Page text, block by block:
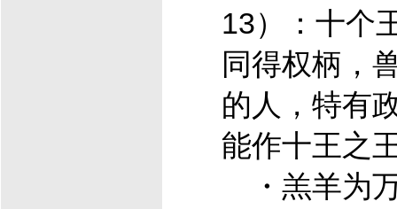
13）：十个
同得权柄，
的人，特有
能作十王之
・羔羊为